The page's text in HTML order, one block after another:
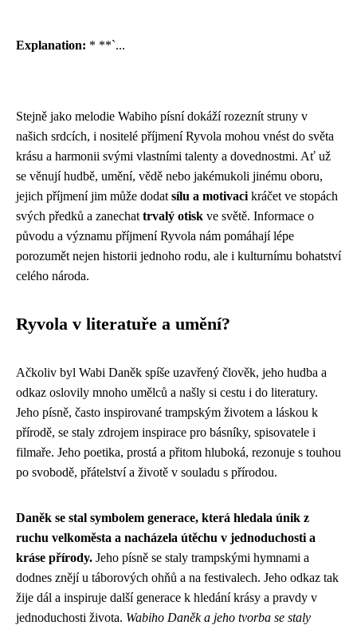
Explanation: * **`...
Stejně jako melodie Wabiho písní dokáží rozeznít struny v
našich srdcích, i nositelé příjmení Ryvola mohou vnést do světa
krásu a harmonii svými vlastními talenty a dovednostmi. Ať už
se věnují hudbě, umění, vědě nebo jakémukoli jinému oboru,
jejich příjmení jim může dodat sílu a motivaci kráčet ve stopách
svých předků a zanechat trvalý otisk ve světě. Informace o
původu a významu příjmení Ryvola nám pomáhají lépe
porozumět nejen historii jednoho rodu, ale i kulturnímu bohatství
celého národa.
Ryvola v literatuře a umění?
Ačkoliv byl Wabi Daněk spíše uzavřený člověk, jeho hudba a
odkaz oslovily mnoho umělců a našly si cestu i do literatury.
Jeho písně, často inspirované trampským životem a láskou k
přírodě, se staly zdrojem inspirace pro básníky, spisovatele i
filmaře. Jeho poetika, prostá a přitom hluboká, rezonuje s touhou
po svobodě, přátelství a životě v souladu s přírodou.
Daněk se stal symbolem generace, která hledala únik z
ruchu velkoměsta a nacházela útěchu v jednoduchosti a
kráse přírody. Jeho písně se staly trampskými hymnami a
dodnes znějí u táborových ohňů a na festivalech. Jeho odkaz tak
žije dál a inspiruje další generace k hledání krásy a pravdy v
jednoduchosti života. Wabiho Daněk a jeho tvorba se staly